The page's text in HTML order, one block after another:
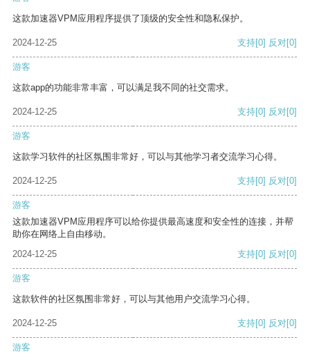
这款加速器VPM应用程序提供了顶级的安全性和隐私保护。
2024-12-25 支持[0] 反对[0]
游客
这款app的功能非常丰富，可以满足我不同的社交需求。
2024-12-25 支持[0] 反对[0]
游客
这款学习软件的社区氛围非常好，可以与其他学习者交流学习心得。
2024-12-25 支持[0] 反对[0]
游客
这款加速器VPM应用程序可以给你提供最高速度和安全性的连接，并帮
助你在网络上自由移动。
2024-12-25
支持[0] 反对[0]
游客
这款软件的社区氛围非常好，可以与其他用户交流学习心得。
2024-12-25 支持[0] 反对[0]
游客